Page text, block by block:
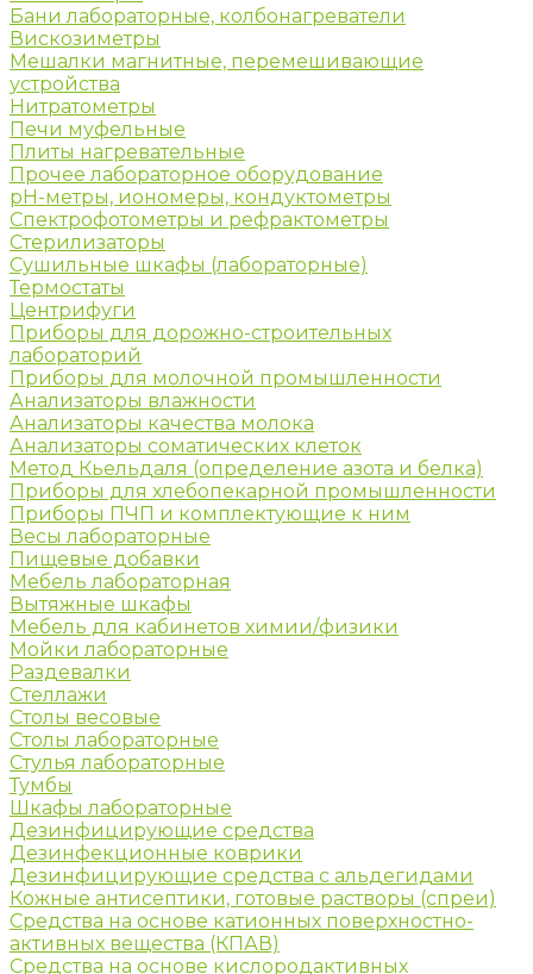
Бани лабораторные, колбонагреватели
Вискозиметры
Мешалки магнитные, перемешивающие
устройства
Нитратометры
Печи муфельные
Плиты нагревательные
Прочее лабораторное оборудование
рН-метры, иономеры, кондуктометры
Спектрофотометры и рефрактометры
Стерилизаторы
Сушильные шкафы (лабораторные)
Термостаты
Центрифуги
Приборы для дорожно-строительных
лабораторий
Приборы для молочной промышленности
Анализаторы влажности
Анализаторы качества молока
Анализаторы соматических клеток
Метод Кьельдаля (определение азота и белка)
Приборы для хлебопекарной промышленности
Приборы ПЧП и комплектующие к ним
Весы лабораторные
Пищевые добавки
Мебель лабораторная
Вытяжные шкафы
Мебель для кабинетов химии/физики
Мойки лабораторные
Раздевалки
Стеллажи
Столы весовые
Столы лабораторные
Стулья лабораторные
Тумбы
Шкафы лабораторные
Дезинфицирующие средства
Дезинфекционные коврики
Дезинфицирующие средства с альдегидами
Кожные антисептики, готовые растворы (спреи)
Средства на основе катионных поверхностно-
активных вещества (КПАВ)
Средства на основе кислородактивных